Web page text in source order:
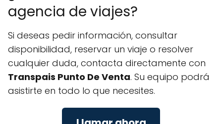
agencia de viajes?
Si deseas pedir información, consultar
disponibilidad, reservar un viaje o resolver
cualquier duda, contacta directamente con
Transpais Punto De Venta. Su equipo podrá
asistirte en todo lo que necesites.